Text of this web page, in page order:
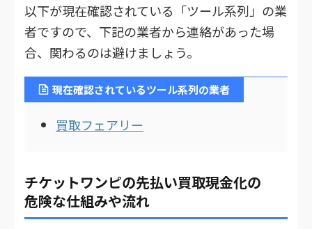
以下が現在確認されている「ツール系列」の業
者ですので、下記の業者から連絡があった場
合、関わるのは避けましょう。
現在確認されているツール系列の業者
買取フェアリー
チケットワンピの先払い買取現金化の
危険な仕組みや流れ